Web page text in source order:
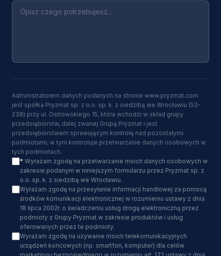
Administratorem danych podanych na stronie www.pryzmat.com
jest spółka Pryzmat sp. z o.o. sp. k. z siedzibą we Wrocławiu (53-
238) przy ul. Ostrowskiego 15, która wchodzi w skład grupy
przedsiębiorstw, dalej zwanej Grupą Pryzmat i jest
przedsiębiorstwem sprawującym kontrolę nad pozostałymi
podmiotami, w tym kontroluje przetwarzanie danych osobowych w
tych podmiotach.
* Wyrażam zgodę na przetwarzanie moich danych osobowych w
zakresie podanym w niniejszym formularzu przez Pryzmat sp. z
o.o. sp. k. z siedzibą we Wrocławiu.
Wyrażam zgodę na przesyłanie informacji handlowej za pomocą
środków komunikacji elektronicznej w rozumieniu ustawy z dnia
18 lipca 2002r. o świadczeniu usług drogą elektroniczną przez
podmioty z Grupy Pryzmat w zakresie produktów i usług
oferowanych przez te podmioty.
Wyrażam zgodę na używanie moich telekomunikacyjnych
urządzeń końcowych (np. smartfon, komputer) dla celów